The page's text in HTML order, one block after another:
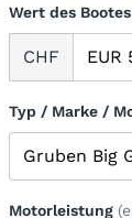
Wert des Bootes
CHF
Typ / Marke /
Motorleistung